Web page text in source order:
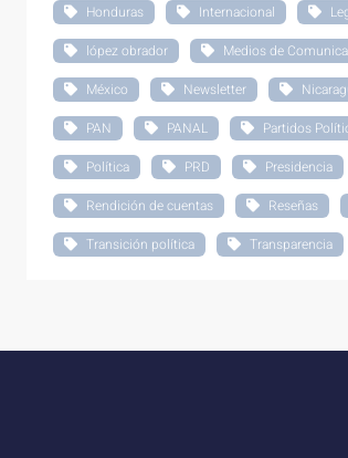
Honduras
Internacional
lópez obrador
Medios de
México
Newsletter
PAN
PANAL Partidos
Política
PRD Presidencia
Rendición de cuentas
Reseñas
Transición política
Transparencia